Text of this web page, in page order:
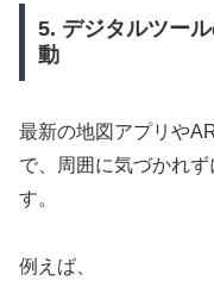
5. デジタルツー
動
最新の地図アプリや
で、周囲に気づかれ
す。
例えば、